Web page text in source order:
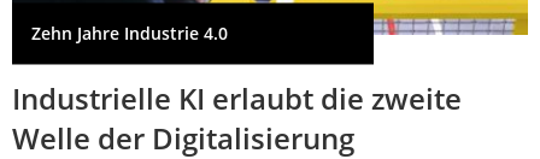
Zehn Jahre Industrie 4.0
Industrielle KI erlaubt die zweite
Welle der Digitalisierung